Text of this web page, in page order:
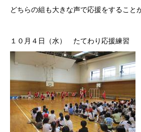
どちらの組も大きな声で応援をすること
１０月４日（水） たてわり応援練習